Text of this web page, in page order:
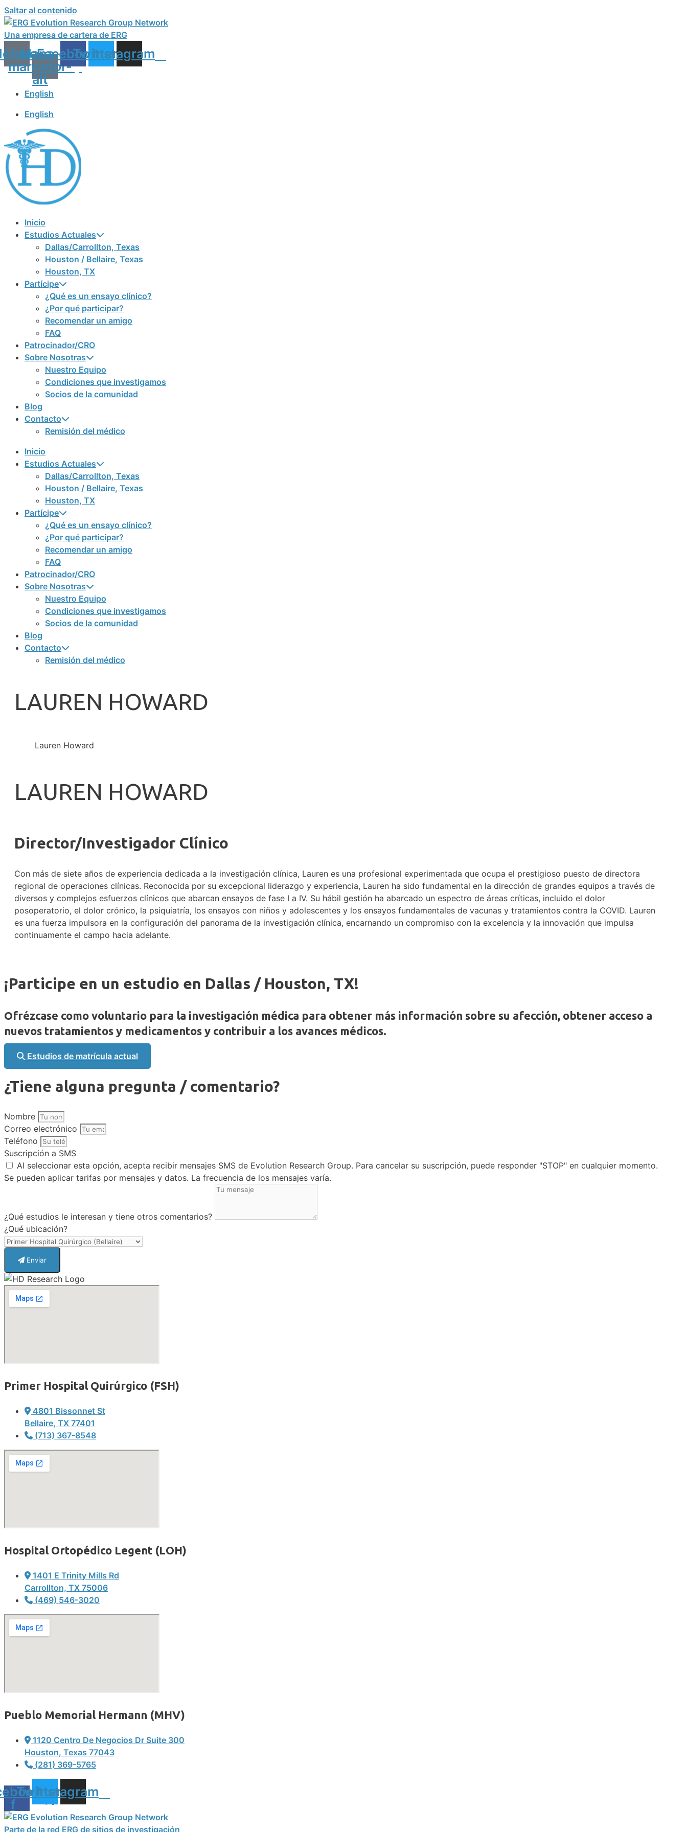
Saltar al contenido
Una empresa de cartera de ERG
Mapa-
marcador-
alt
Facebook
Twitter
Instagram
English
English
Inicio
Estudios Actuales
Dallas/Carrollton, Texas
Houston / Bellaire, Texas
Houston, TX
Partícipe
¿Qué es un ensayo clínico?
¿Por qué participar?
Recomendar un amigo
FAQ
Patrocinador/CRO
Sobre Nosotras
Nuestro Equipo
Condiciones que investigamos
Socios de la comunidad
Blog
Contacto
Remisión del médico
Inicio
Estudios Actuales
Dallas/Carrollton, Texas
Houston / Bellaire, Texas
Houston, TX
Partícipe
¿Qué es un ensayo clínico?
¿Por qué participar?
Recomendar un amigo
FAQ
Patrocinador/CRO
Sobre Nosotras
Nuestro Equipo
Condiciones que investigamos
Socios de la comunidad
Blog
Contacto
Remisión del médico
LAUREN HOWARD
Lauren Howard
LAUREN HOWARD
Director/Investigador Clínico
Con más de siete años de experiencia dedicada a la investigación clínica, Lauren es una profesional experimentada que ocupa el prestigioso puesto de directora
regional de operaciones clínicas. Reconocida por su excepcional liderazgo y experiencia, Lauren ha sido fundamental en la dirección de grandes equipos a través de
diversos y complejos esfuerzos clínicos que abarcan ensayos de fase I a IV. Su hábil gestión ha abarcado un espectro de áreas críticas, incluido el dolor
posoperatorio, el dolor crónico, la psiquiatría, los ensayos con niños y adolescentes y los ensayos fundamentales de vacunas y tratamientos contra la COVID. Lauren
es una fuerza impulsora en la configuración del panorama de la investigación clínica, encarnando un compromiso con la excelencia y la innovación que impulsa
continuamente el campo hacia adelante.
¡Participe en un estudio en Dallas / Houston, TX!
Ofrézcase como voluntario para la investigación médica para obtener más información sobre su afección, obtener acceso a
nuevos tratamientos y medicamentos y contribuir a los avances médicos.
Estudios de matrícula actual
¿Tiene alguna pregunta / comentario?
Nombre
Correo electrónico
Teléfono
Suscripción a SMS
Al seleccionar esta opción, acepta recibir mensajes SMS de Evolution Research Group. Para cancelar su suscripción, puede responder "STOP" en cualquier momento.
Se pueden aplicar tarifas por mensajes y datos. La frecuencia de los mensajes varía.
¿Qué estudios le interesan y tiene otros comentarios?
¿Qué ubicación?
Enviar
Primer Hospital Quirúrgico (FSH)
4801 Bissonnet St
Bellaire, TX 77401
(713) 367-8548
Hospital Ortopédico Legent (LOH)
1401 E Trinity Mills Rd
Carrollton, TX 75006
(469) 546-3020
Pueblo Memorial Hermann (MHV)
1120 Centro De Negocios Dr Suite 300
Houston, Texas 77043
(281) 369-5765
f
Twitter
Instagram
Parte de la red ERG de sitios de investigación